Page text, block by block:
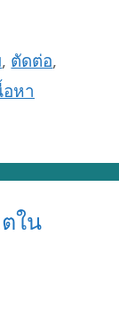
, ตัดต่อ,
อหา
ใน